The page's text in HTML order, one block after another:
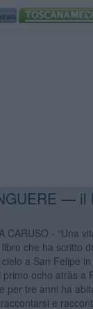
— il
CARUSO - “Una
che ha scritto
a San Felipe
primo ocho atràs a
per tre anni ha
e